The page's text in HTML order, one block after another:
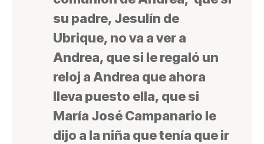
su padre, Jesulín de
Ubrique, no va a ver a
Andrea, que si le regaló un
reloj a Andrea que ahora
lleva puesto ella, que si
María José Campanario le
dijo a la niña que tenía que ir